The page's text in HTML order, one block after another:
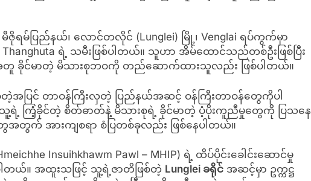
ဇိုရမ်ပြည်နယ်၊ လောင်တလိုင် (Lunglei) မြို့၊ Venglai ရပ်ကွက်မှာ
ရဲ့ သမီးဖြစ်ပါတယ်။ သူဟာ အိမ်ထောင်သည်တစ်ဦးဖြစ်ပြီး
နဲ့အတူ ခိုင်မာတဲ့ မိသားစုဘဝကို တည်ဆောက်ထားသူလည်း ဖြစ်ပါတယ်။
တဲ့အပြင် တာဝန်ကြီးလှတဲ့ ပြည်နယ်အဆင့် ဝန်ကြီးတာဝန်တွေကိုပါ
ကြံ့ခိုင်တဲ့ စိတ်ဓာတ်နဲ့ မိသားစုရဲ့ ခိုင်မာတဲ့ ပံ့ပိုးကူညီမှုတွေကို ပြသနေ
တွေအတွက် အားကျစရာ စံပြတစ်ခုလည်း ဖြစ်နေပါတယ်။
Insuihkhawm Pawl – MHIP) ရဲ့ ထိပ်ပိုင်းခေါင်းဆောင်မှု
ခဲ့ပါတယ်။ အထူးသဖြင့် သူ့ရဲ့ဇာတိဖြစ်တဲ့ Lunglei ခရိုင် အဆင့်မှာ ဥက္ကဋ္ဌ